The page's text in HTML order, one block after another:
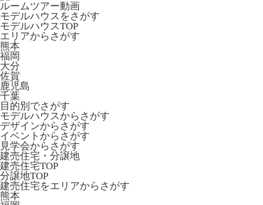
ルームツアー動画
モデルハウスをさがす
モデルハウスTOP
エリアからさがす
熊本
福岡
大分
佐賀
鹿児島
千葉
目的別でさがす
モデルハウスからさがす
デザインからさがす
イベントからさがす
見学会からさがす
建売住宅・分譲地
建売住宅TOP
分譲地TOP
建売住宅をエリアからさがす
熊本